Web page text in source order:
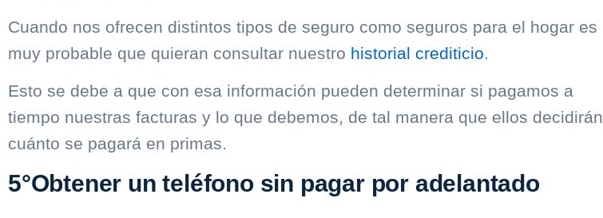
Cuando nos ofrecen distintos tipos de seguro como seguros para el hogar es
muy probable que quieran consultar nuestro historial crediticio
Esto se debe a que con esa información pueden determinar si pagamos a
tiempo nuestras facturas y lo que debemos, de tal manera que ellos decidirán
cuánto se pagará en primas.
5°Obtener un teléfono sin pagar por adelantado